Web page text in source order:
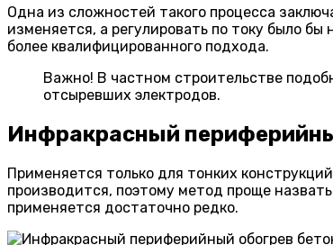
Одна из сложностей такого процесса
изменяется, а регулировать по току было
более квалифицированного подхода.
Важно! В частном строительстве
отсыревших электродов.
Инфракрасный
Применяется только для тонких
производится, поэтому метод проще
применяется достаточно редко.